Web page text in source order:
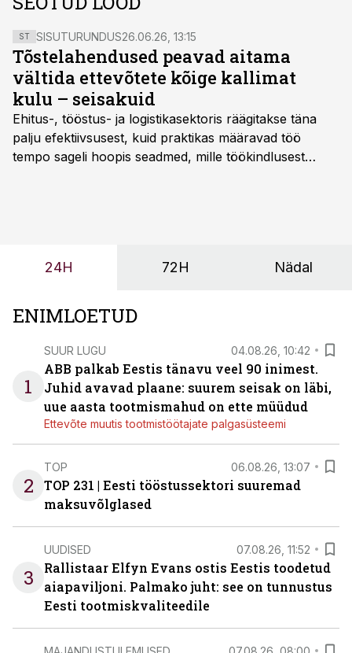
ST SISUTURUNDUS26.06.26, 13:15
Tõstelahendused peavad aitama
vältida ettevõtete kõige kallimat
kulu – seisakuid
Ehitus-, tööstus- ja logistikasektoris räägitakse täna
palju efektiivsusest, kuid praktikas määravad töö
tempo sageli hoopis seadmed, mille töökindlusest
24H 72H Nädal
ENIMLOETUD
1
SUUR LUGU 04.08.26, 10:42
ABB palkab Eestis tänavu veel 90 inimest.
Juhid avavad plaane: suurem seisak on läbi,
uue aasta tootmismahud on ette müüdud
Ettevõte muutis tootmistöötajate palgasüsteemi
2
TOP 06.08.26, 13:07
TOP 231 | Eesti tööstussektori suuremad
maksuvõlglased
3
UUDISED 07.08.26, 11:52
Rallistaar Elfyn Evans ostis Eestis toodetud
aiapaviljoni. Palmako juht: see on tunnustus
Eesti tootmiskvaliteedile